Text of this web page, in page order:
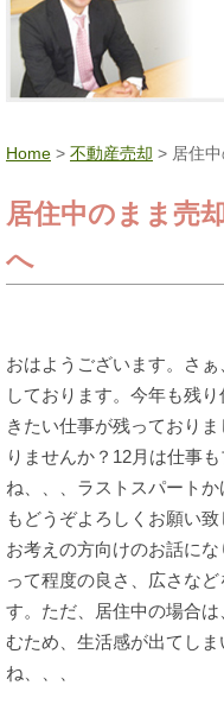
Home > 不動産売却 > 居住
居住中のまま売
へ
おはようございます。さ
しております。今年も残
きたい仕事が残っており
りませんか？12月は仕事
ね、、、ラストスパート
もどうぞよろしくお願い
お考えの方向けのお話に
って程度の良さ、広さな
す。ただ、居住中の場合
むため、生活感が出てし
ね、、、